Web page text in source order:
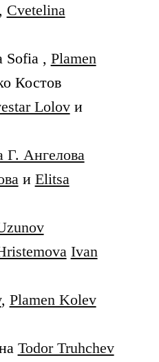
, Cvetelina
Sofia , Plamen
Костов
Lolovи
Г. Ангелова
и Elitsa
Ivan
, Plamen Kolev
Todor Truhchev